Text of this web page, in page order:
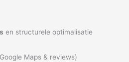
en structurele optimalisatie
Maps & reviews)